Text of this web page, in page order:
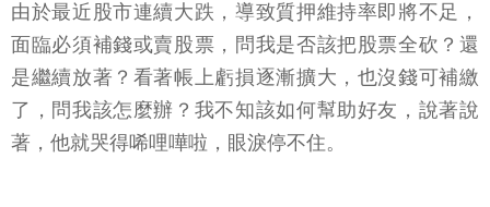
由於最近股市連續大跌，導致質押維持率即將不足，
面臨必須補錢或賣股票，問我是否該把股票全砍？還
是繼續放著？看著帳上虧損逐漸擴大，也沒錢可補繳
了，問我該怎麼辦？我不知該如何幫助好友，說著說
著，他就哭得唏哩嘩啦，眼淚停不住。